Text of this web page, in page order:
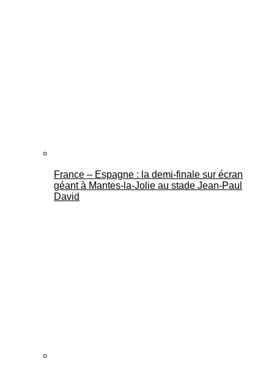
France – Espagne : la demi-finale sur écran
géant à Mantes-la-Jolie au stade Jean-Paul
David